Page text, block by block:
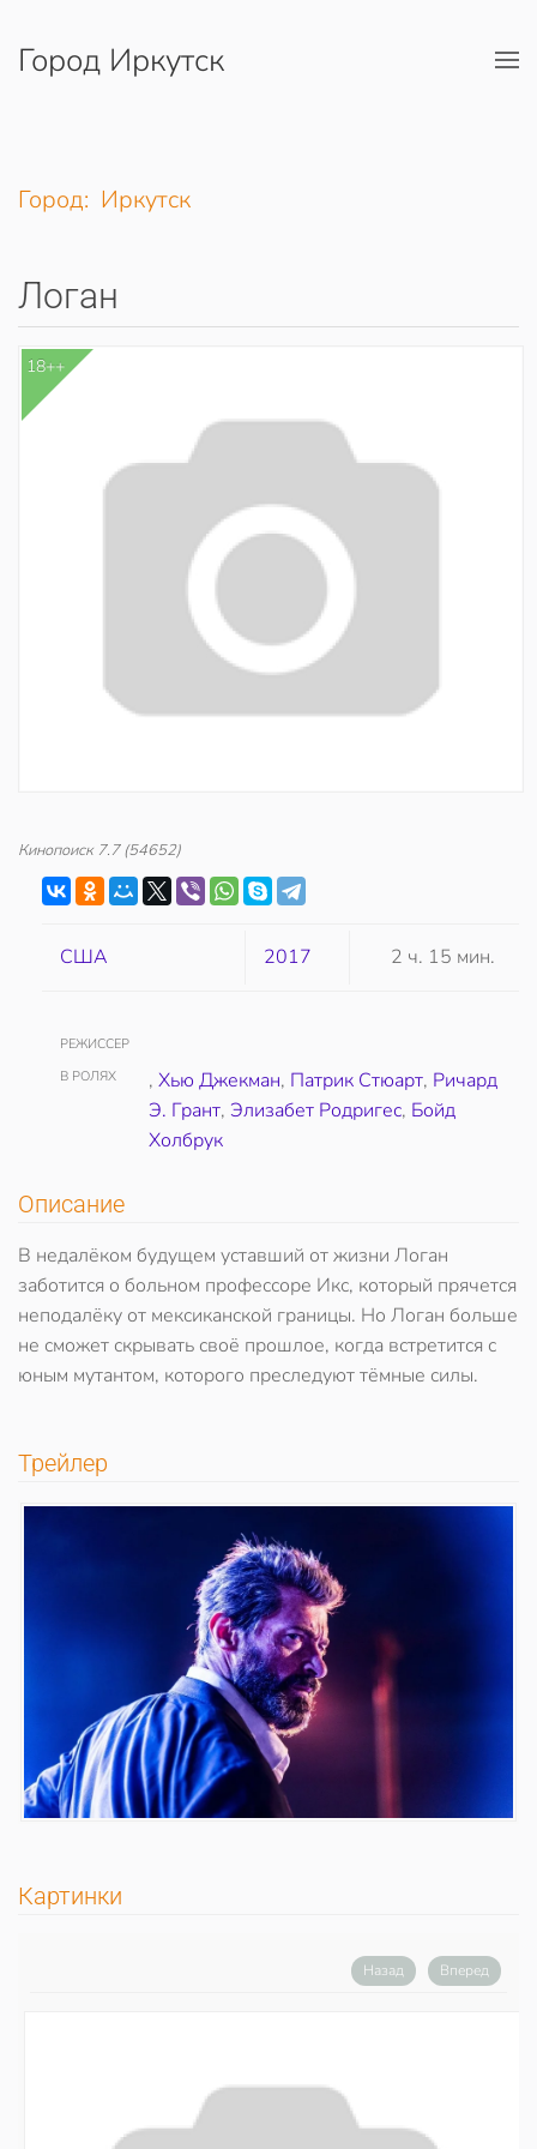
Перейти к содержимому
Город Иркутск
Город: Иркутск
Логан
18++
Кинопоиск 7.7(54652)
США 2017 2 ч. 15 мин.
РЕЖИССЕР
В РОЛЯХ
, Хью Джекман, Патрик Стюарт, Ричард
Э. Грант, Элизабет Родригес, Бойд
Холбрук
Описание
В недалёком будущем уставший от жизни Логан
заботится о больном профессоре Икс, который прячется
неподалёку от мексиканской границы. Но Логан больше
не сможет скрывать своё прошлое, когда встретится с
юным мутантом, которого преследуют тёмные силы.
Трейлер
Картинки
Назад Вперед